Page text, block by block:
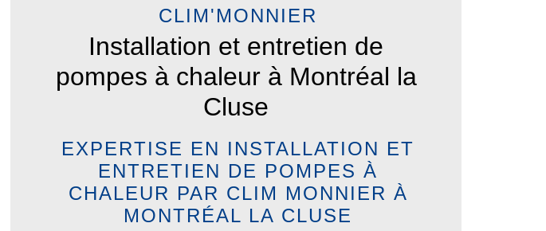
CLIM'MONNIER
Installation et entretien de
pompes à chaleur à Montréal la
Cluse
EXPERTISE EN INSTALLATION ET
ENTRETIEN DE POMPES À
CHALEUR PAR CLIM MONNIER À
MONTRÉAL LA CLUSE